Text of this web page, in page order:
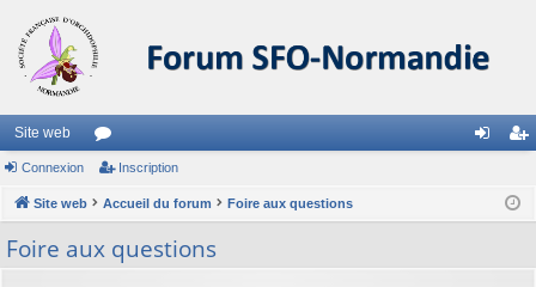
Site web
or
u cri
Connexion Inscription
Site web Accueil du forum Foire aux questions
Foire aux questions